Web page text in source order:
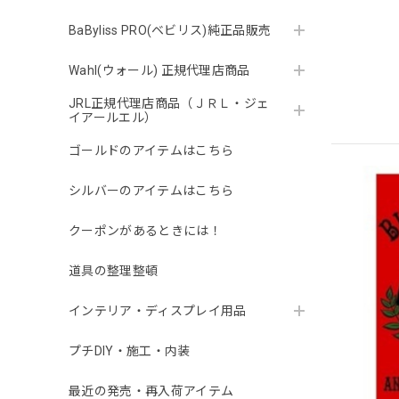
BaByliss PRO(ベビリス)純正品販売
Wahl(ウォール) 正規代理店商品
JRL正規代理店商品（ＪＲＬ・ジェ
イアールエル）
ゴールドのアイテムはこちら
シルバーのアイテムはこちら
クーポンがあるときには！
道具の整理整頓
インテリア・ディスプレイ用品
プチDIY・施工・内装
最近の発売・再入荷アイテム